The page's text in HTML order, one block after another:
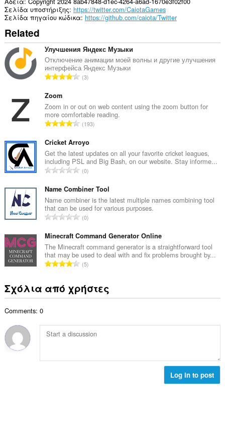
Σελίδα υποστήριξης https://twitter.com/CaiotaGames
Σελίδα πηγαίου κώδικα https://github.com/caiota/Twitter
Related
Улучшения Яндекс Музыки
Отключение анимации моей волны и другие улучшения
интерфейса Яндекс Музыки
Σ
ο
λ
ο
α
θ
μ
ο
λ
ο
γ
ή
ε
ω
ν
:
3
Zoom
Zoom in or out on web content using the zoom button for
more comfortable reading.
Σ
ν
ο
λ
ο
α
θ
μ
ο
λ
ο
γ
ή
ε
ω
193
Cricket Arroyo
Get the latest updates on all your favorite cricket leagues,
including PSL and Big Bash, on our website. Stay informe...
Σ
ν
ο
λ
ο
α
θ
μ
ο
ο
γ
ε
:
0
Name Combiner Tool
Name combiner is the latest multiple names combining tool
that can be used for various purposes.
Σ
ν
ο
λ
ο
α
θ
λ
ο
0
Minecraft Command Generator Online
The Minecraft command generator is a straightforward tool
that may be used to deal with and fix problems brought by...
Σ
ο
β
α
ο
5
Σχόλια από χρήστες
Comments: 0
Log in to post